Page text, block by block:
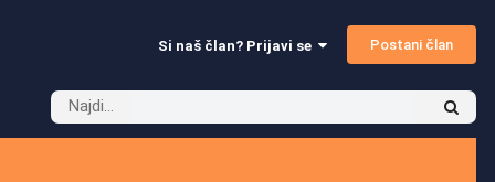
Si naš član? Prijavi se Postani član